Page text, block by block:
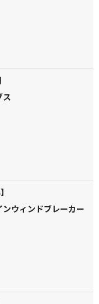
ス
ウィンドブレーカー